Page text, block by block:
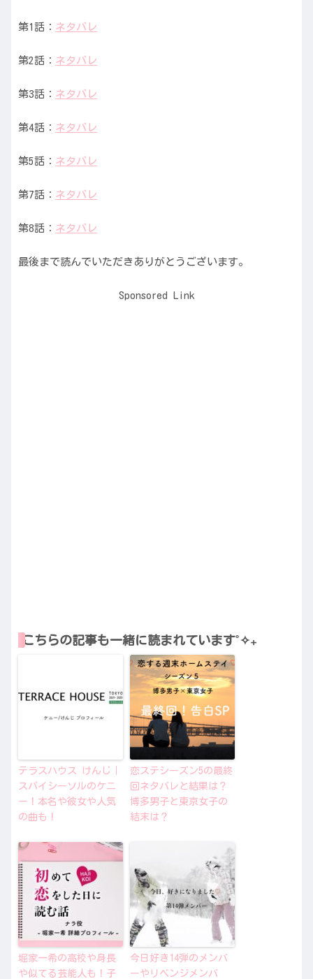
第1話： ネタバレ
第2話： ネタバレ
第3話： ネタバレ
第4話： ネタバレ
第5話： ネタバレ
第7話： ネタバレ
第8話： ネタバレ
最後まで読んでいただきありがとうございます。
Sponsored Link
こちらの記事も一緒に読まれています˚✧₊
テラスハウス けんじ｜
スパイシーソルのケニ
ー！本名や彼女や人気
の曲も！
恋ステシーズン5の最終
回ネタバレと結果は？
博多男子と東京女子の
結末は？
堀家一希の高校や身長
や似てる芸能人も！子
今日好き14弾のメンバ
ーやリベンジメンバ